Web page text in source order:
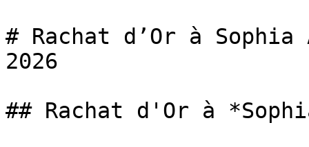
# Rachat d’Or à
2026
## Rachat d'Or à